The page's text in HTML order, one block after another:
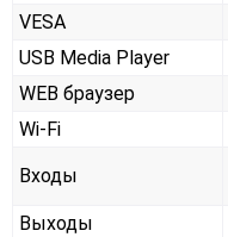
VESA
USB Media Player
WEB браузер
Wi-Fi
Входы
Выходы